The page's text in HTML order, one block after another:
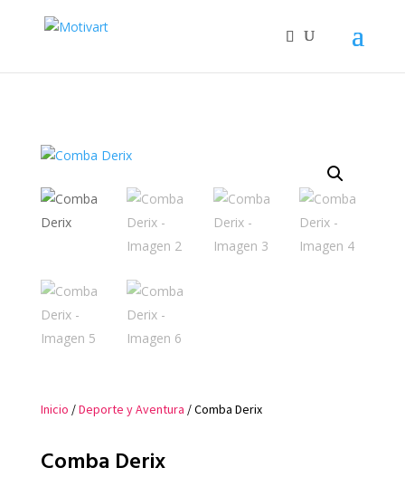
Inicio /Deporte y Aventura / Comba Derix
Comba Derix